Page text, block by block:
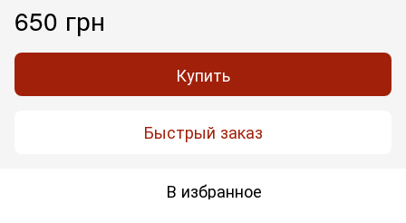
650 грн
Купить
Быстрый заказ
В избранное